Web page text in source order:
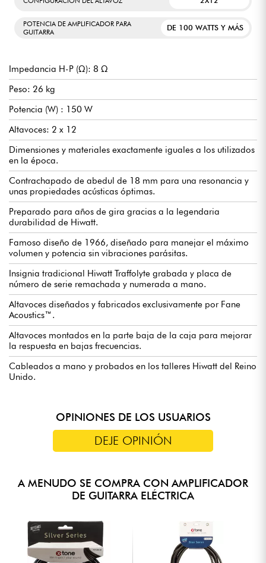
POTENCIA DE AMPLIFICADOR PARA
GUITARRA
DE 100 WATTS Y MÁS
Impedancia H-P (Ω): 8 Ω
Peso: 26 kg
Potencia (W) : 150 W
Altavoces: 2 x 12
Dimensiones y materiales exactamente iguales a los utilizados
en la época.
Contrachapado de abedul de 18 mm para una resonancia y
unas propiedades acústicas óptimas.
Preparado para años de gira gracias a la legendaria
durabilidad de Hiwatt.
Famoso diseño de 1966, diseñado para manejar el máximo
volumen y potencia sin vibraciones parásitas.
Insignia tradicional Hiwatt Traffolyte grabada y placa de
número de serie remachada y numerada a mano.
Altavoces diseñados y fabricados exclusivamente por Fane
Acoustics™.
Altavoces montados en la parte baja de la caja para mejorar
la respuesta en bajas frecuencias.
Cableados a mano y probados en los talleres Hiwatt del Reino
Unido.
OPINIONES DE LOS USUARIOS
DEJE OPINIÓN
A MENUDO SE COMPRA CON AMPLIFICADOR
DE GUITARRA ELÉCTRICA